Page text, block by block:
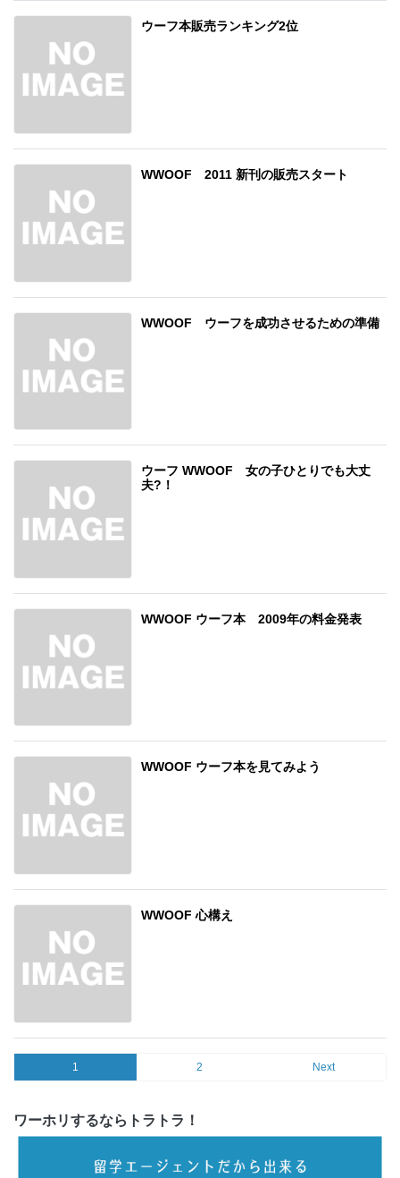
ウーフ本販売ランキング2位
WWOOF 2011 新刊の販売スタート
WWOOF ウーフを成功させるための準備
ウーフ WWOOF 女の子ひとりでも大丈
夫?！
WWOOF ウーフ本 2009年の料金発表
WWOOF ウーフ本を見てみよう
WWOOF 心構え
1 2 Next
ワーホリするならトラトラ！